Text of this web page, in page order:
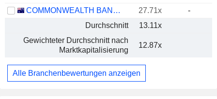
COMMONWEALTH BANK OF AUSTRALIA
27.71x
-
Durchschnitt
13.11x
Gewichteter Durchschnitt nach
Marktkapitalisierung
12.87x
Alle Branchenbewertungen anzeigen